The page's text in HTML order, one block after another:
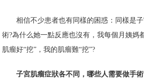
相信不少患者也有同樣的困惑：同樣是
術?為什么她一點反應也沒有，我每個月姨媽
肌瘤好“挖”，我的肌瘤難“挖”?
子宮肌瘤症狀各不同，哪些人需要做手術